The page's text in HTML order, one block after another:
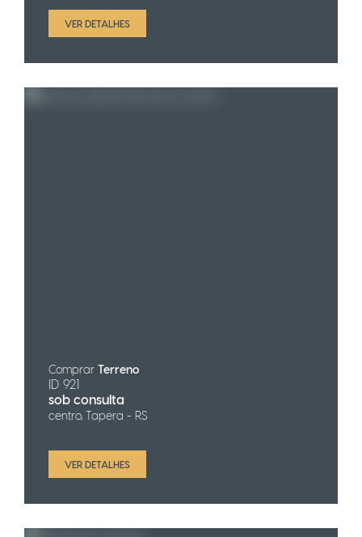
VER DETALHES
Comprar Terreno
ID 921
sob consulta
centro, Tapera - RS
VER DETALHES